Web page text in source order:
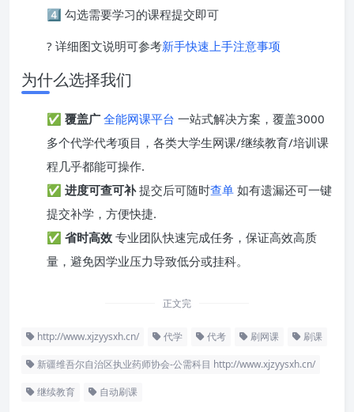
4️⃣ 勾选需要学习的课程提交即可
? 详细图文说明可参考新手快速上手注意事项
为什么选择我们
✅ 覆盖广 全能网课平台 一站式解决方案，覆盖3000
多个代学代考项目，各类大学生网课/继续教育/培训课
程几乎都能可操作.
✅ 进度可查可补提交后可随时查单 如有遗漏还可一键
提交补学，方便快捷.
✅ 省时高效 专业团队快速完成任务，保证高效高质
量，避免因学业压力导致低分或挂科。
正文完
http://www.xjzyysxh.cn/ 代学 代考 刷网课 刷课
新疆维吾尔自治区执业药师协会-公需科目 http://www.xjzyysxh.cn/
继续教育 自动刷课